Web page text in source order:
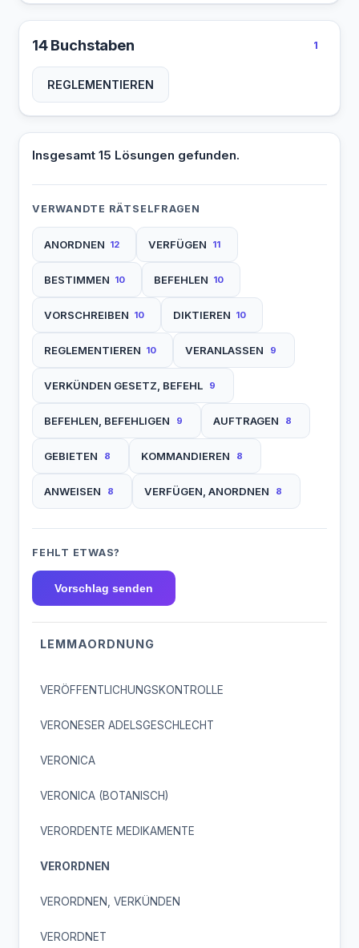
14 Buchstaben 1
REGLEMENTIEREN
Insgesamt 15 Lösungen gefunden.
VERWANDTE RÄTSELFRAGEN
ANORDNEN 12 VERFÜGEN 11
BESTIMMEN 10 BEFEHLEN 10
VORSCHREIBEN 10 DIKTIEREN 10
REGLEMENTIEREN 10 VERANLASSEN 9
VERKÜNDEN GESETZ, BEFEHL 9
BEFEHLEN, BEFEHLIGEN 9 AUFTRAGEN 8
GEBIETEN 8 KOMMANDIEREN 8
ANWEISEN 8 VERFÜGEN, ANORDNEN 8
FEHLT ETWAS?
Vorschlag senden
LEMMAORDNUNG
VERÖFFENTLICHUNGSKONTROLLE
VERONESER ADELSGESCHLECHT
VERONICA
VERONICA (BOTANISCH)
VERORDENTE MEDIKAMENTE
VERORDNEN
VERORDNEN, VERKÜNDEN
VERORDNET